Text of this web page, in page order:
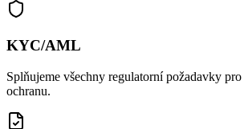
KYC/AML
Splňujeme všechny regulatorní požadavky
ochranu.